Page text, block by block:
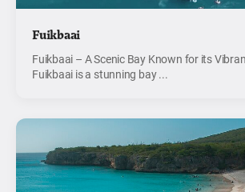
Fuikbaai
Fuikbaai – A Scenic Bay Known for its
Fuikbaai is a stunning bay ...